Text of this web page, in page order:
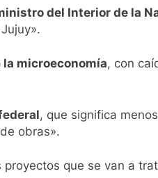
del Interior de la
microeconomía, con
, que significa
obras».
que se van a